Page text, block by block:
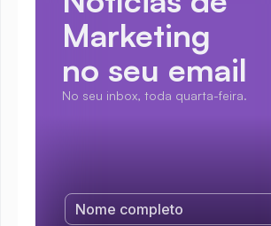
Marketing
no seu email
No seu inbox, toda quarta-feira.